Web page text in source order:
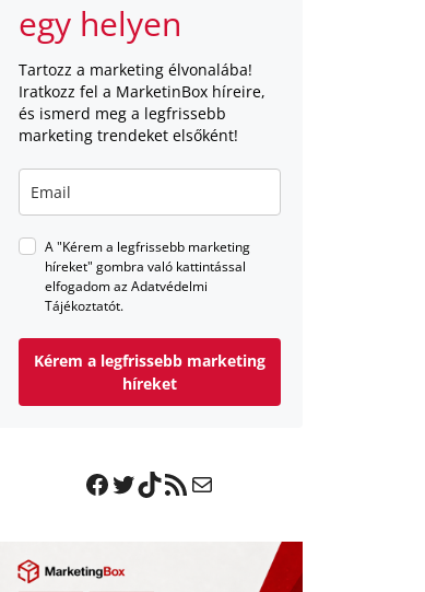
egy helyen
Tartozz a marketing élvonalába!
Iratkozz fel a MarketinBox híreire,
és ismerd meg a legfrissebb
marketing trendeket elsőként!
A "Kérem a legfrissebb marketing
híreket" gombra való kattintással
elfogadom az Adatvédelmi
Tájékoztatót.
Kérem a legfrissebb marketing
híreket
Facebook
Twitter
TikTok
RSS Feed
Mail